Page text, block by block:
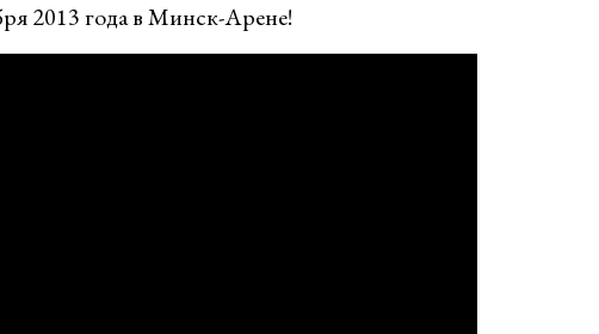
2013 года в Минск-Арене!